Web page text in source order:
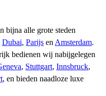
bijna alle grote steden
Dubai, Parijs en Amsterdam.
bedienen wij nabijgelegen
, Stuttgart, Innsbruck,
, en bieden naadloze luxe